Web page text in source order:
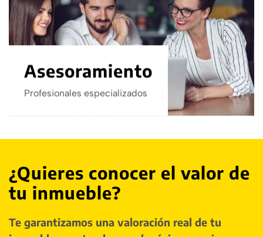
Asesoramiento
Profesionales especializados
¿Quieres conocer el valor de
tu inmueble?
Te garantizamos una valoración real de tu